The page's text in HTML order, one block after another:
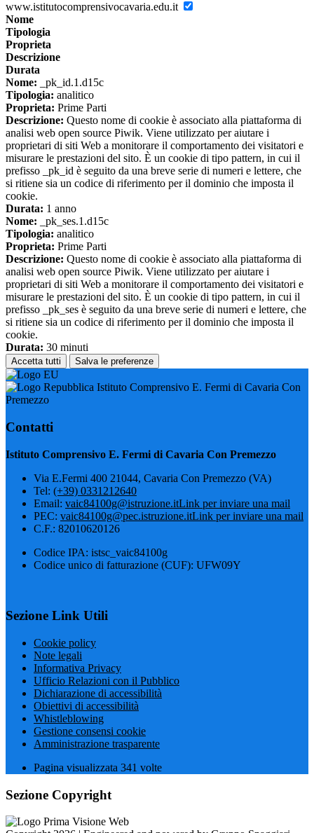
www.istitutocomprensivocavaria.edu.it
Nome
Tipologia
Proprieta
Descrizione
Durata
Nome: _pk_id.1.d15c
Tipologia: analitico
Proprieta: Prime Parti
Descrizione: Questo nome di cookie è associato alla piattaforma di
analisi web open source Piwik. Viene utilizzato per aiutare i
proprietari di siti Web a monitorare il comportamento dei visitatori e
misurare le prestazioni del sito. È un cookie di tipo pattern, in cui il
prefisso _pk_id è seguito da una breve serie di numeri e lettere, che
si ritiene sia un codice di riferimento per il dominio che imposta il
cookie.
Durata: 1 anno
Nome: _pk_ses.1.d15c
Tipologia: analitico
Proprieta: Prime Parti
Descrizione: Questo nome di cookie è associato alla piattaforma di
analisi web open source Piwik. Viene utilizzato per aiutare i
proprietari di siti Web a monitorare il comportamento dei visitatori e
misurare le prestazioni del sito. È un cookie di tipo pattern, in cui il
prefisso _pk_ses è seguito da una breve serie di numeri e lettere, che
si ritiene sia un codice di riferimento per il dominio che imposta il
cookie.
Durata: 30 minuti
Accetta tutti Salva le preferenze
Istituto Comprensivo E. Fermi di Cavaria Con
Premezzo
Contatti
Istituto Comprensivo E. Fermi di Cavaria Con Premezzo
Via E.Fermi 400 21044, Cavaria Con Premezzo (VA)
Tel: (+39) 0331212640
Email: vaic84100g@istruzione.itLink per inviare una mail
PEC: vaic84100g@pec.istruzione.itLink per inviare una mail
C.F.: 82010620126
Codice IPA: istsc_vaic84100g
Codice unico di fatturazione (CUF): UFW09Y
Sezione Link Utili
Cookie policy
Note legali
Informativa Privacy
Ufficio Relazioni con il Pubblico
Dichiarazione di accessibilità
Obiettivi di accessibilità
Whistleblowing
Gestione consensi cookie
Amministrazione trasparente
Pagina visualizzata 341 volte
Sezione Copyright